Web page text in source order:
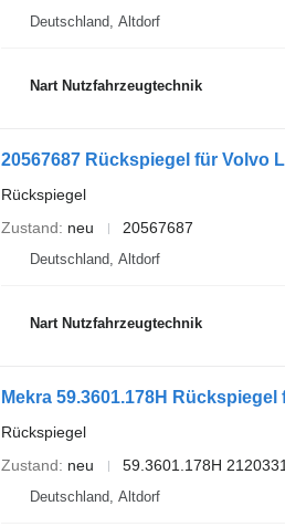
Deutschland, Altdorf
Nart Nutzfahrzeugtechnik
20567687 Rückspiegel für Volvo
Rückspiegel
Zustand
neu 20567687
Deutschland, Altdorf
Nart Nutzfahrzeugtechnik
Mekra 59.3601.178H
Rückspiegel
Zustand
neu 59.3601.178H
Deutschland, Altdorf